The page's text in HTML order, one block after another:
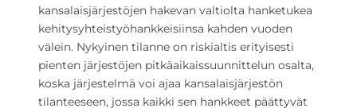
kansalaisjärjestöjen hakevan valtiolta hanketukea
kehitysyhteistyöhankkeisiinsa kahden vuoden
välein. Nykyinen tilanne on riskialtis erityisesti
pienten järjestöjen pitkäaikaissuunnittelun osalta,
koska järjestelmä voi ajaa kansalaisjärjestön
tilanteeseen, jossa kaikki sen hankkeet päättyvät